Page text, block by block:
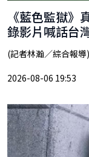
《藍色監獄》
錄影片喊話台
(記者林瀚／綜合報
2026-08-06 19:53